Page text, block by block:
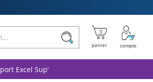
Excel Sup’